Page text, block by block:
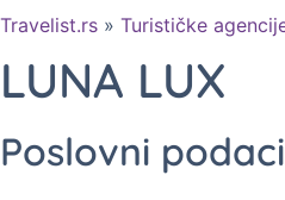
Travelist.rs » Turističke
LUNA LUX
Poslovni podaci